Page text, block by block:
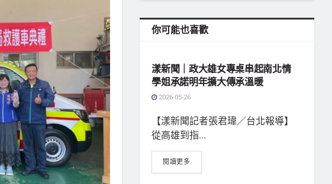
你可能也喜歡
漾新聞｜政大雄女專桌串起南北情
學姐承諾明年擴大傳承溫暖
2026-05-26
【漾新聞記者張君瑋／台北報導】
從高雄到指...
閱讀更多